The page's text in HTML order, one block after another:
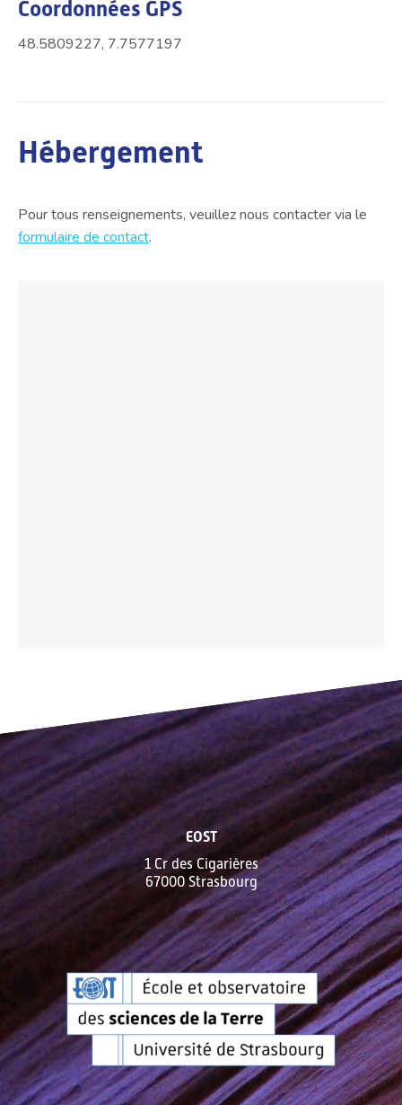
Coordonnées GPS
48.5809227, 7.7577197
Hébergement
Pour tous renseignements, veuillez nous contacter via le
formulaire de contact.
EOST
1 Cr des Cigarières
67000 Strasbourg